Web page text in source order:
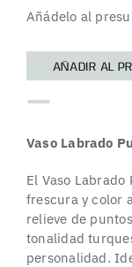
Añádelo al
AÑADIR AL
Vaso Labrado
El Vaso
frescura y color
relieve de
tonalidad
personalidad.